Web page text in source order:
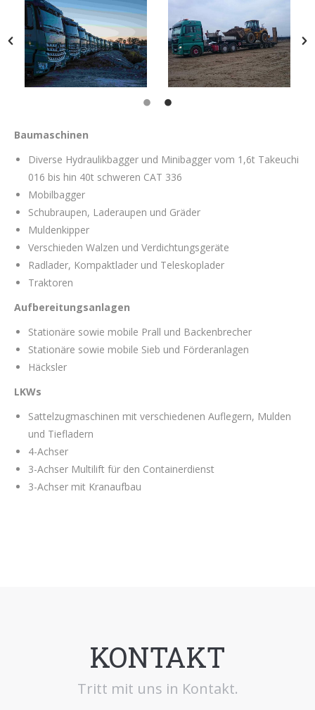
Baumaschinen
Diverse Hydraulikbagger und Minibagger vom 1,6t Takeuchi
016 bis hin 40t schweren CAT 336
Mobilbagger
Schubraupen, Laderaupen und Gräder
Muldenkipper
Verschieden Walzen und Verdichtungsgeräte
Radlader, Kompaktlader und Teleskoplader
Traktoren
Aufbereitungsanlagen
Stationäre sowie mobile Prall und Backenbrecher
Stationäre sowie mobile Sieb und Förderanlagen
Häcksler
LKWs
Sattelzugmaschinen mit verschiedenen Auflegern, Mulden
und Tiefladern
4-Achser
3-Achser Multilift für den Containerdienst
3-Achser mit Kranaufbau
KONTAKT
Tritt mit uns in Kontakt.